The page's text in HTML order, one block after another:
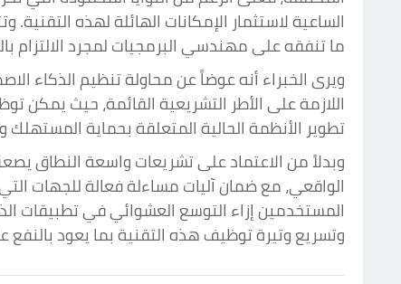
الساعية لاستثمار الإمكانات الهائلة لهذه
ما تنفقه على مهندسي البرمجيات لمجرد الالتزام
ويرى الخبراء أنه عوضاً عن محاولة تنظيم الذكاء
اللازمة على الأطر التشريعية القائمة، حيث
تطوير الأنظمة الحالية المتعلقة بحماية
وبدلاً من الاعتماد على تشريعات واسعة النطاق
الواقعي، مع ضمان آليات مساءلة فعالة للجهات
المستخدمين إزاء التوسع العشوائي في تطبيقات
وتسريع وتيرة توظيف هذه التقنية بما يعود بالنفع